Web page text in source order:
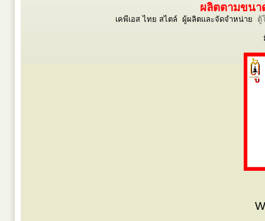
ผลิตตามขนา
เคพีเอส ไทย สไตล์ ผู้ผลิตและจัดจำหน่าย ตู้